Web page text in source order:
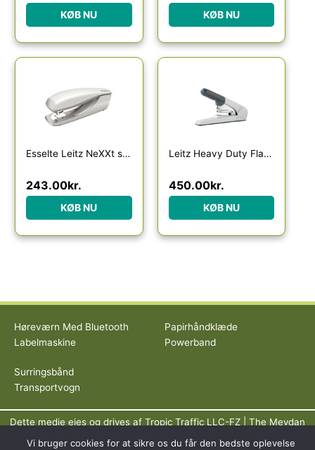
KØB NU KØB NU
Esselte Leitz NeXXt stapler – 30 sheets – plastic metal – arctic white
243.00kr.
KØB NU
Leitz Heavy Duty Flat Clinch hæftemaskine, 60 ark
450.00kr.
KØB NU
Høreværn Med Bluetooth
Labelmaskine
Papirhåndklæde
Powerband
Surringsbånd
Transportvogn
Dette medie ejes og drives af Tropic Traffic LLC-FZ | The Meydan
Hotel, Grandstand, 6th floor, Nad Al Sheba | Dubai | UAE
Vi bruger cookies for at sikre os du får den bedste oplevelse